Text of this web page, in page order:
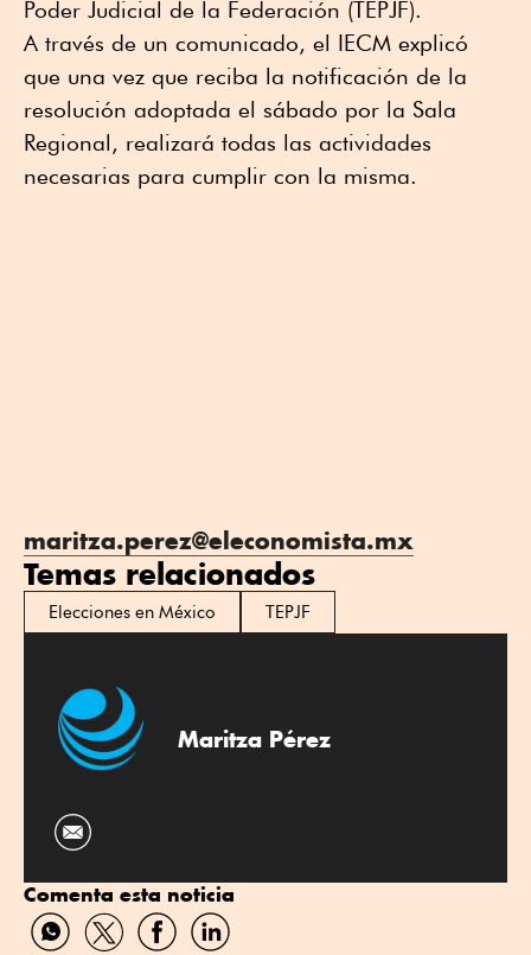
Poder Judicial de la Federación (TEPJF).
A través de un comunicado, el IECM explicó
que una vez que reciba la notificación de la
resolución adoptada el sábado por la Sala
Regional, realizará todas las actividades
necesarias para cumplir con la misma.
maritza.perez@eleconomista.mx
Temas relacionados
Elecciones en México TEPJF
Maritza Pérez
Comenta esta noticia
CompartirCompartirCompartirCompartir